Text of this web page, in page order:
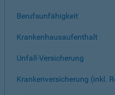
Berufsunfähigkeit
Krankenhausaufenthalt
Unfall-Versicherung
Krankenversicherung (inkl.